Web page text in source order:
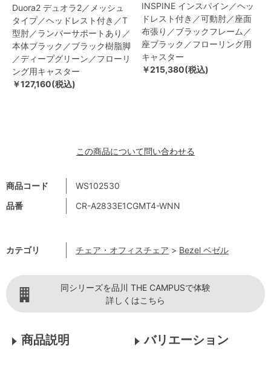
商品コード
WS102530
品番
CR-A2833E1CGMT4-WNN
カテゴリ チェア・オフィスチェア > Bezel ベゼル
Duora2 デュオラ2／メッシュ
タイプ／ヘッドレスト付き／T
型肘／ランバーサポートあり／
本体ブラック／ブラック樹脂脚
／ディープグリーン／フローリ
ング用キャスター
￥127,160(税込)
INSPINE インスパイン／ヘッ
ドレスト付き／可動肘／座面
布張り／ブラックフレーム／
座ブラック／フローリング用
キャスター
￥215,380(税込)
この商品について問い合わせる
同シリーズを品川 THE CAMPUSで体験
詳しくはこちら
商品説明 バリエーション